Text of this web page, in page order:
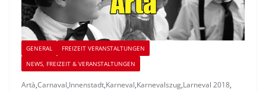
GENERAL
FREIZEIT VERANSTALTUNGEN
NEWS, FREIZEIT & VERANSTALTUNGEN
Artà,Carnaval,Innenstadt,Karneval,Karnevalszug,Larneval 2018,